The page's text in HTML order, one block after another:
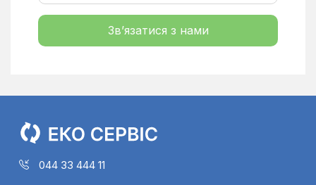
Зв’язатися з нами
044 33 444 11